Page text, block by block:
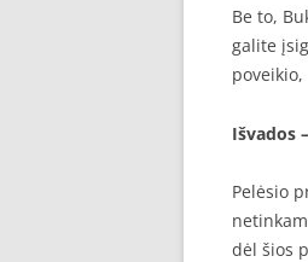
Be to,
galite
Išvados
Pelėsio
dėl šios